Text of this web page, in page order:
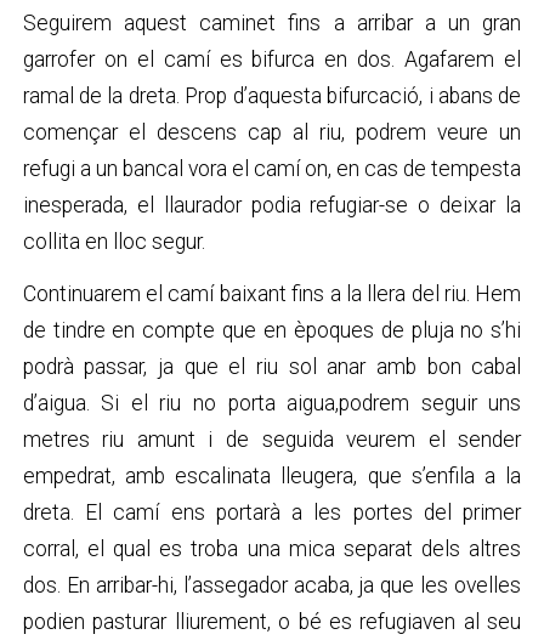
Seguirem aquest caminet fins a arribar a un gran
garrofer on el camí es bifurca en dos. Agafarem el
ramal de la dreta. Prop d’aquesta bifurcació, i abans de
començar el descens cap al riu, podrem veure un
refugi a un bancal vora el camí on, en cas de tempesta
inesperada, el llaurador podia refugiar-se o deixar la
collita en lloc segur.
Continuarem el camí baixant fins a la llera del riu. Hem
de tindre en compte que en èpoques de pluja no s’hi
podrà passar, ja que el riu sol anar amb bon cabal
d’aigua. Si el riu no porta aigua,podrem seguir uns
metres riu amunt i de seguida veurem el sender
empedrat, amb escalinata lleugera, que s’enfila a la
dreta. El camí ens portarà a les portes del primer
corral, el qual es troba una mica separat dels altres
dos. En arribar-hi, l’assegador acaba, ja que les ovelles
podien pasturar lliurement, o bé es refugiaven al seu